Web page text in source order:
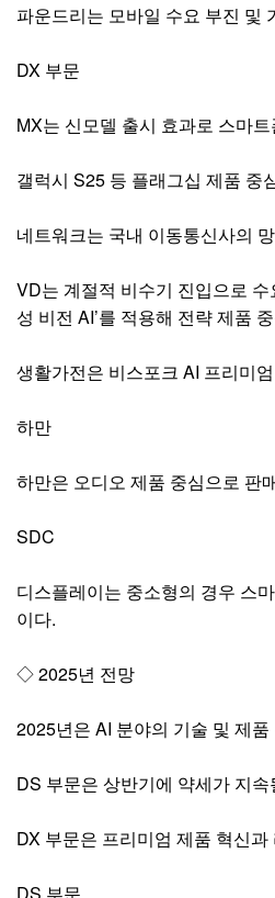
파운드리는 모바일 수요 부진 및
DX 부문
MX는 신모델 출시 효과로 스마
갤럭시 S25 등 플래그십 제품 중
네트워크는 국내 이동통신사의
VD는 계절적 비수기 진입으로
성 비전 AI’를 적용해 전략 제품
생활가전은 비스포크 AI 프리미
하만
하만은 오디오 제품 중심으로 판
SDC
디스플레이는 중소형의 경우 스
이다.
◇ 2025년 전망
2025년은 AI 분야의 기술 및 제
DS 부문은 상반기에 약세가 지
DX 부문은 프리미엄 제품 혁신
DS 부문